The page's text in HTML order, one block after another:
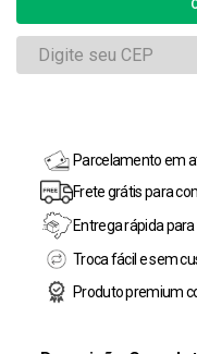
Parcelamento em
Frete grátis para
Entrega rápida para
Troca fácil e sem
Produto premium